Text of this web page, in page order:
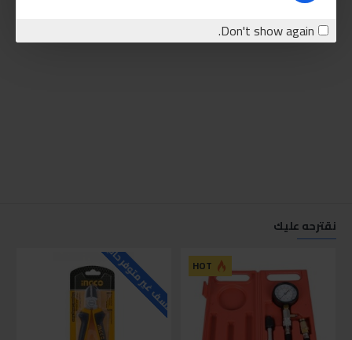
Don't show again.
نقترحه عليك
HOT للاسف غير متوفر حاليا